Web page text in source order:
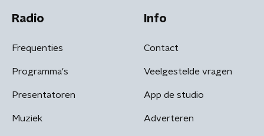
Radio
Frequenties
Programma's
Presentatoren
Muziek
Info
Contact
Veelgestelde vragen
App de studio
Adverteren